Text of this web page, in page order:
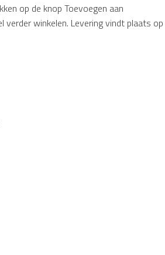
op de knop Toevoegen aan
winkelen. Levering vindt plaats op